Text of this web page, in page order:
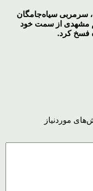
سرمربی سیاه‌جامگان
مشهدی از سمت خود
فسخ کرد.
موردنیاز